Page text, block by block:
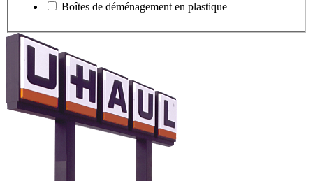
Boîtes de déménagement en plastique